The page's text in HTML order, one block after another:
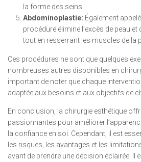
la forme des seins.
Abdominoplastie: Également
procédure élimine l’excès de peau et
tout en resserrant les muscles de la
Ces procédures ne sont que quelques
nombreuses autres disponibles en
important de noter que chaque
adaptée aux besoins et aux objectifs de
En conclusion, la chirurgie esthétique
passionnantes pour améliorer
la confiance en soi. Cependant, il est
les risques, les avantages et les
avant de prendre une décision éclairée. Il